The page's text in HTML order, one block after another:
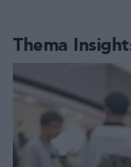
Thema